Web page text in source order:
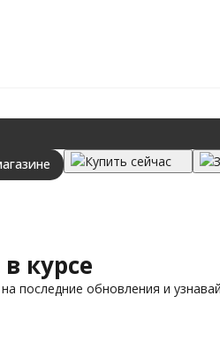
Купить сейчас
курсе
последние обновления и